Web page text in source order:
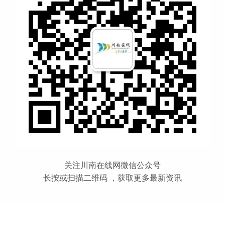
关注川南在线网微信公众号
长按或扫描二维码 ，获取更多最新资讯